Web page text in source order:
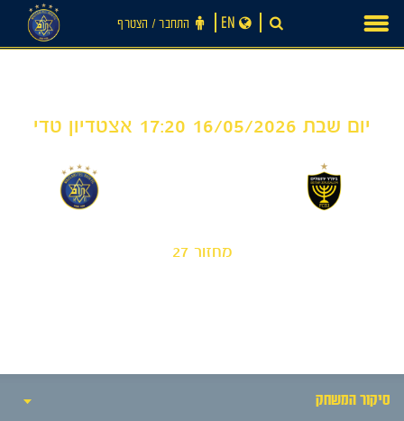
content
התחבר ‪/‬ הצטרף EN
יום שבת 16/05/2026 17:20 אצטדיון טדי
מחזור 27
סיקור המשחק